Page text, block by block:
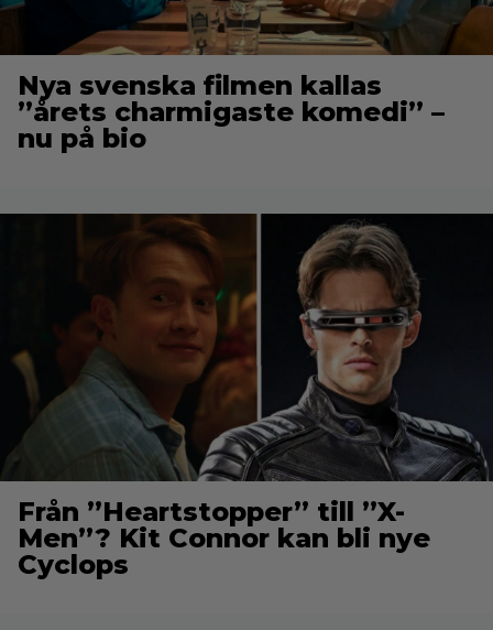
Nya svenska filmen kallas
”årets charmigaste komedi” –
nu på bio
Från ”Heartstopper” till ”X-
Men”? Kit Connor kan bli nye
Cyclops